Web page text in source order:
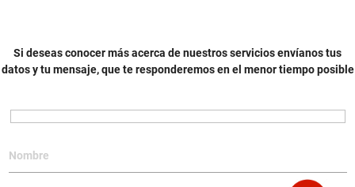
Si deseas conocer más acerca de nuestros servicios envíanos tus
datos y tu mensaje, que te responderemos en el menor tiempo posible